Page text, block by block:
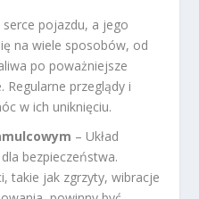
serce pojazdu, a jego
na wiele sposobów, od
po poważniejsze
Regularne przeglądy i
w ich uniknięciu.
– Układ
bezpieczeństwa.
takie jak zgrzyty, wibracje